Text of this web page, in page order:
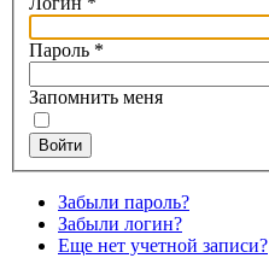
Пароль *
Запомнить меня
Войти
Забыли пароль?
Забыли логин?
Еще нет учетной записи?